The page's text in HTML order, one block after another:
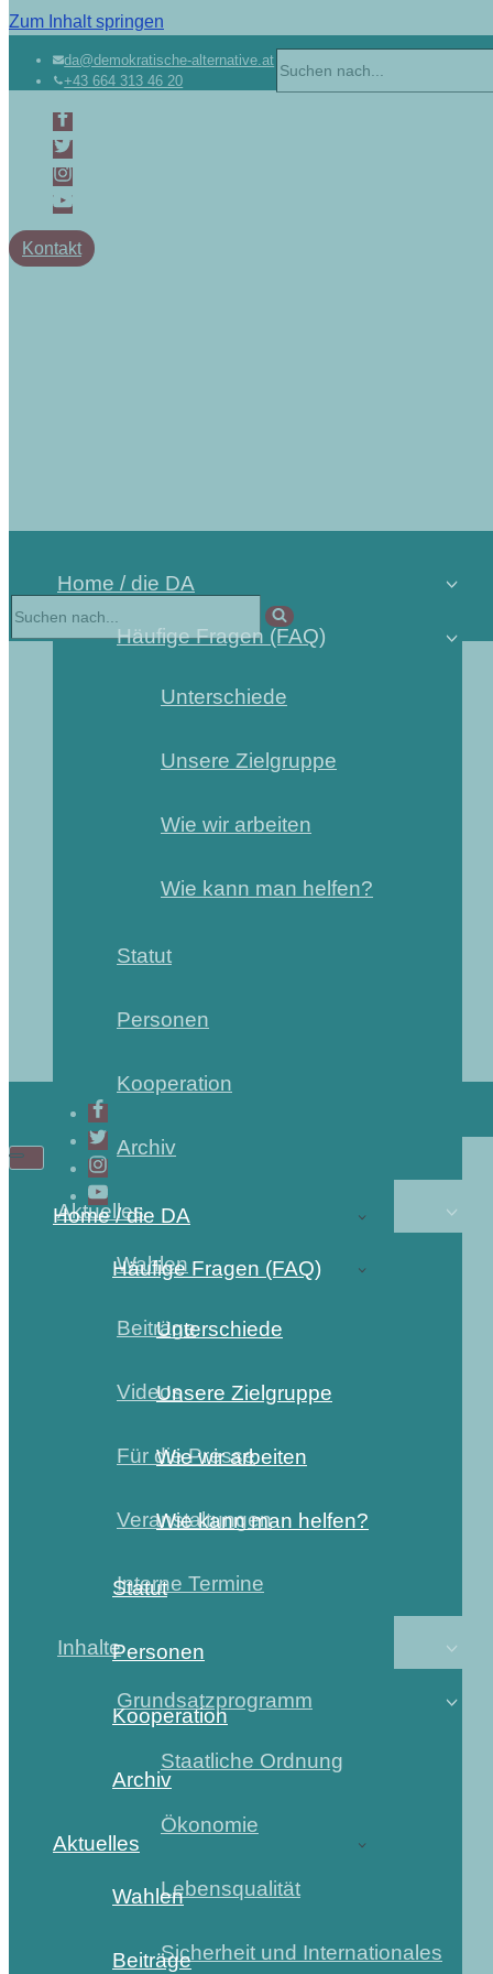
Zum Inhalt springen
da@demokratische-alternative.at
+43 664 313 46 20
nach …
Kontakt
Home / die DA
Häufige Fragen (FAQ)
Unterschiede
Unsere Zielgruppe
Wie wir arbeiten
Wie kann man helfen?
Statut
Personen
Kooperation
Archiv
Aktuelles
Wahlen
Beiträge
Videos
Für die Presse
Veranstaltungen
Interne Termine
Inhalte
Grundsatzprogramm
Staatliche Ordnung
Ökonomie
Lebensqualität
Sicherheit und Internationales
Navigations-
Navigations-
Home / die DA
Häufige Fragen (FAQ)
Unterschiede
Unsere Zielgruppe
Wie wir arbeiten
Wie kann man helfen?
Statut
Personen
Kooperation
Archiv
Aktuelles
Wahlen
Beiträge